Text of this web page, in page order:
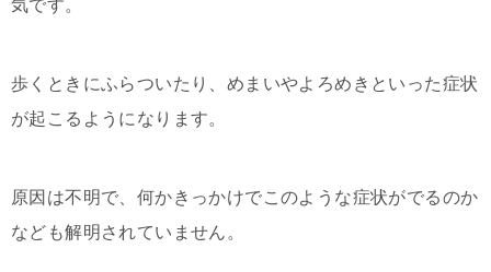
気です。
歩くときにふらついたり、めまいやよろめきといった症状
が起こるようになります。
原因は不明で、何かきっかけでこのような症状がでるのか
なども解明されていません。